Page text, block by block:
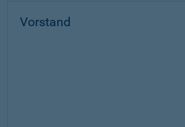
Vorstand